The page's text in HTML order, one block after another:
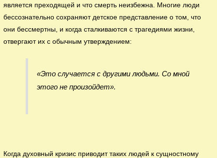
является преходящей и что смерть неизбежна. Многие люди
бессознательно сохраняют детское представление о том, что
они бессмертны, и когда сталкиваются с трагедиями жизни,
отвергают их с обычным утверждением:
«Это случается с другими людьми. Со мной
этого не произойдет».
Когда духовный кризис приводит таких людей к сущностному